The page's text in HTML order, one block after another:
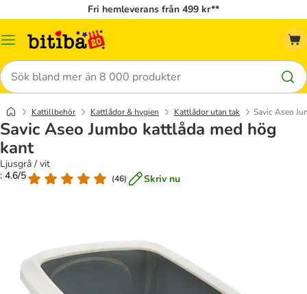
Fri hemleverans från 499 kr**
Meny
Sök
Kattillbehör Kattlådor & hygien Kattlådor utan tak Savic Aseo
Savic Aseo Jumbo kattlåda med hög
kant
Ljusgrå / vit
: 4.6/5
(46) Skriv nu